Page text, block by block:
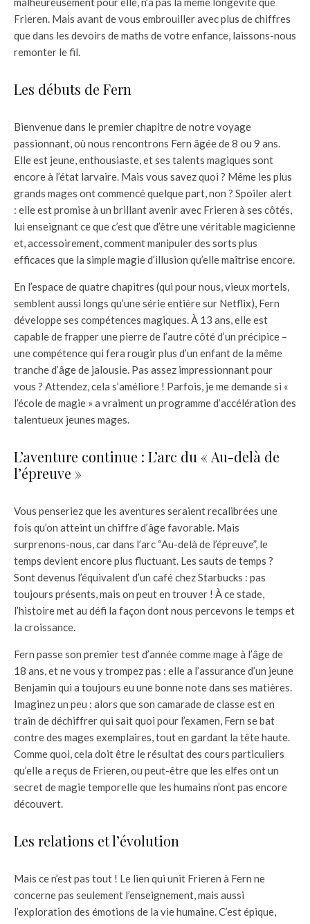
Frieren. Mais avant de vous embrouiller avec plus de chiffres
que dans les devoirs de maths de votre enfance, laissons-nous
remonter le fil.
Les débuts de Fern
Bienvenue dans le premier chapitre de notre voyage
passionnant, où nous rencontrons Fern âgée de 8 ou 9 ans.
Elle est jeune, enthousiaste, et ses talents magiques sont
encore à l’état larvaire. Mais vous savez quoi ? Même les plus
grands mages ont commencé quelque part, non ? Spoiler alert
: elle est promise à un brillant avenir avec Frieren à ses côtés,
lui enseignant ce que c’est que d’être une véritable magicienne
et, accessoirement, comment manipuler des sorts plus
efficaces que la simple magie d’illusion qu’elle maîtrise encore.
En l’espace de quatre chapitres (qui pour nous, vieux mortels,
semblent aussi longs qu’une série entière sur Netflix), Fern
développe ses compétences magiques. À 13 ans, elle est
capable de frapper une pierre de l’autre côté d’un précipice –
une compétence qui fera rougir plus d’un enfant de la même
tranche d’âge de jalousie. Pas assez impressionnant pour
vous ? Attendez, cela s’améliore ! Parfois, je me demande si «
l’école de magie » a vraiment un programme d’accélération des
talentueux jeunes mages.
L’aventure continue : L’arc du « Au-delà de
l’épreuve »
Vous penseriez que les aventures seraient recalibrées une
fois qu’on atteint un chiffre d’âge favorable. Mais
surprenons-nous, car dans l’arc “Au-delà de l’épreuve”, le
temps devient encore plus fluctuant. Les sauts de temps ?
Sont devenus l’équivalent d’un café chez Starbucks : pas
toujours présents, mais on peut en trouver ! À ce stade,
l’histoire met au défi la façon dont nous percevons le temps et
la croissance.
Fern passe son premier test d’année comme mage à l’âge de
18 ans, et ne vous y trompez pas : elle a l’assurance d’un jeune
Benjamin qui a toujours eu une bonne note dans ses matières.
Imaginez un peu : alors que son camarade de classe est en
train de déchiffrer qui sait quoi pour l’examen, Fern se bat
contre des mages exemplaires, tout en gardant la tête haute.
Comme quoi, cela doit être le résultat des cours particuliers
qu’elle a reçus de Frieren, ou peut-être que les elfes ont un
secret de magie temporelle que les humains n’ont pas encore
découvert.
Les relations et l’évolution
Mais ce n’est pas tout ! Le lien qui unit Frieren à Fern ne
concerne pas seulement l’enseignement, mais aussi
l’exploration des émotions de la vie humaine. C’est épique,